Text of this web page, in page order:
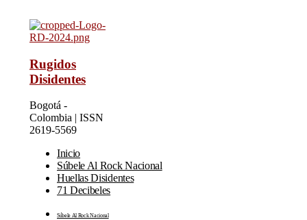
Rugidos
Disidentes
Bogotá -
Colombia | ISSN
2619-5569
Inicio
Súbele Al Rock Nacional
Huellas Disidentes
71 Decibeles
Súbele Al Rock Nacional